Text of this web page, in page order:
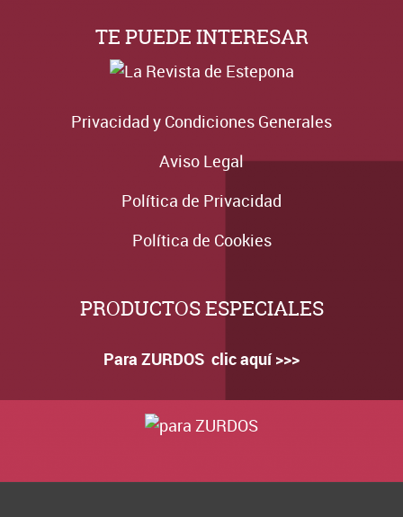
TE PUEDE INTERESAR
Privacidad y Condiciones Generales
Aviso Legal
Política de Privacidad
Política de Cookies
PRODUCTOS ESPECIALES
Para ZURDOS clic aquí >>>